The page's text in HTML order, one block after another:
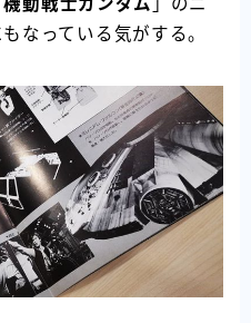
なっている気がする。